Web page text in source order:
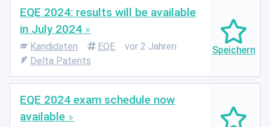
EQE 2024: results will be available
in July 2024
Kandidaten EQE
vor 2 Jahren
Delta Patents
EQE 2024 exam schedule now
available